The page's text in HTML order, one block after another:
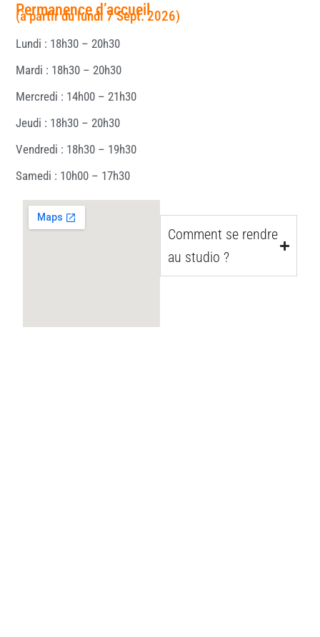
Permanence d’accueil
(à partir du lundi 7 Sept. 2026)
Lundi : 18h30 – 20h30
Mardi : 18h30 – 20h30
Mercredi : 14h00 – 21h30
Jeudi : 18h30 – 20h30
Vendredi : 18h30 – 19h30
Samedi : 10h00 – 17h30
Comment se rendre
au studio ?